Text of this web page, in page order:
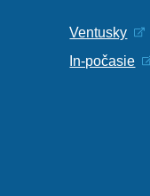
Ventusky
In-počasie